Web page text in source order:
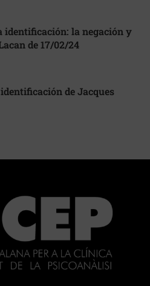
identificación: la negación y
de 17/02/24
de Jacques